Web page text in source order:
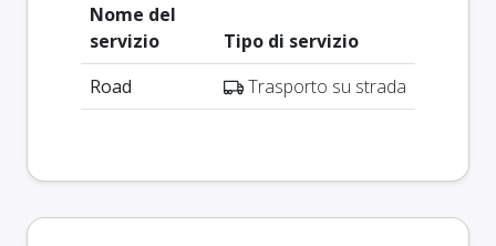
Nome del
servizio
Tipo di servizio
Road
Trasporto su strada